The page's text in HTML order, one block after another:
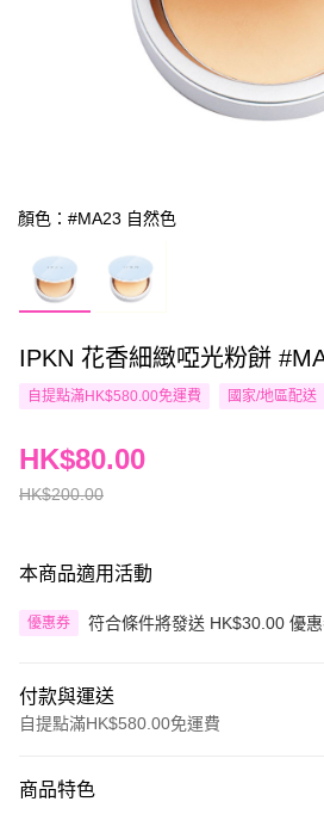
顏色：#MA23 自然色
IPKN 花香細緻啞光粉餅
自提點滿HK$580.00免運費 國家/地區配送
HK$200.00
HK$80.00
本商品適用活動
優惠券 符合條件將發送 HK$30.00 優
付款與運送
自提點滿HK$580.00免運費
信用卡
商品特色